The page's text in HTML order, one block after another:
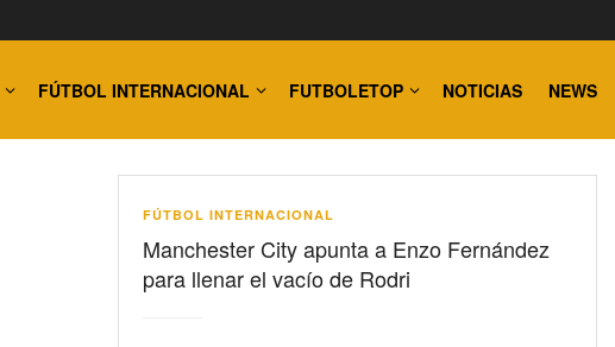
FÚTBOL INTERNACIONAL FUTBOLETOP NOTICIAS NEWS
FÚTBOL INTERNACIONAL
Manchester City apunta a Enzo Fernández
para llenar el vacío de Rodri